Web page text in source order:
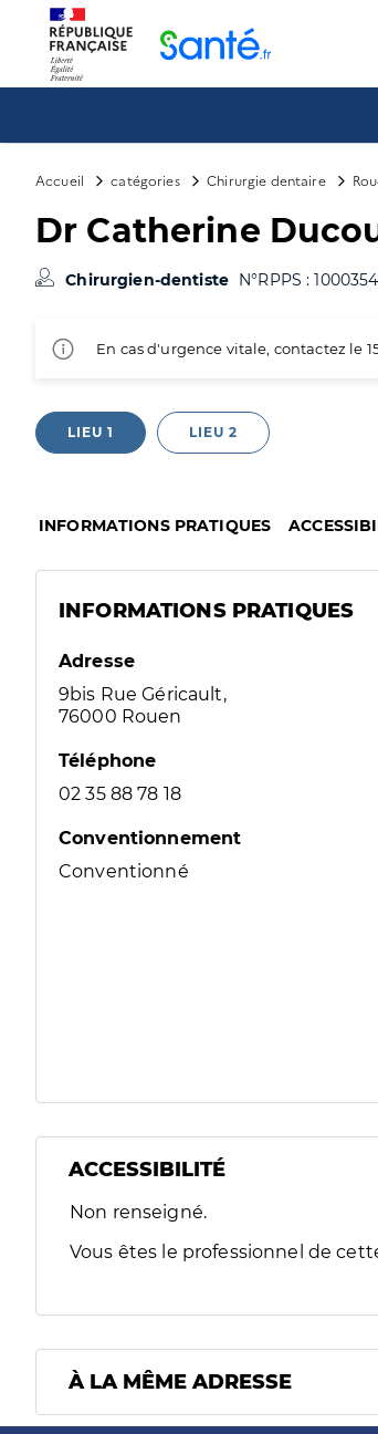
Accueil catégories Chirurgie dentaire
Dr Catherine
Chirurgien-dentiste N°RPPS :
En cas d'urgence vitale, contactez le
LIEU 1 LIEU 2
INFORMATIONS PRATIQUES
INFORMATIONS PRATIQUES
Adresse
9bis Rue Géricault,
76000 Rouen
Téléphone
02 35 88 78 18
Conventionnement
Conventionné
ACCESSIBILITÉ
Filtres
Sélectionnez un ou plusieurs handicaps/
Non renseigné.
Vous êtes le professionnel de
À LA MÊME ADRESSE
Panneau de gestion des cookies